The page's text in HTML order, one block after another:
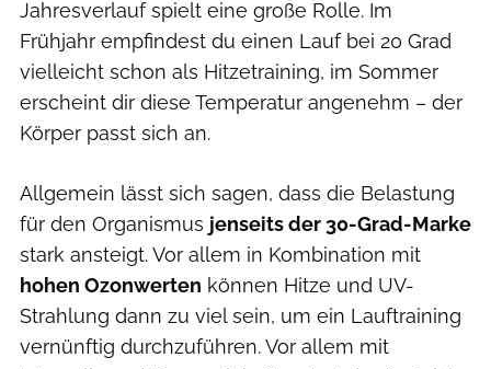
Jahresverlauf spielt eine große Rolle. Im
Frühjahr empfindest du einen Lauf bei 20 Grad
vielleicht schon als Hitzetraining, im Sommer
erscheint dir diese Temperatur angenehm – der
Körper passt sich an.
Allgemein lässt sich sagen, dass die Belastung
für den Organismus jenseits der 30-Grad-Marke
stark ansteigt. Vor allem in Kombination mit
hohen Ozonwerten können Hitze und UV-
Strahlung dann zu viel sein, um ein Lauftraining
vernünftig durchzuführen. Vor allem mit